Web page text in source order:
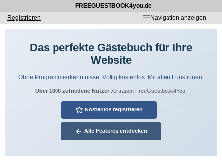
FREEGUESTBOOK4you.de
Registrieren
Navigation anzeigen
Das perfekte Gästebuch für Ihre
Website
Ohne Programmierkenntnisse. Völlig kostenlos. Mit allen Funktionen.
Über 1000 zufriedene Nutzer vertrauen FreeGuestbook4You!
Kostenlos registrieren
Alle Features entdecken